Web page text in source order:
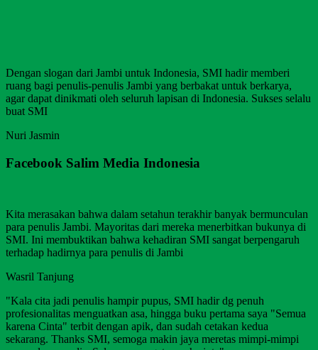
Dengan slogan dari Jambi untuk Indonesia, SMI hadir memberi
ruang bagi penulis-penulis Jambi yang berbakat untuk berkarya,
agar dapat dinikmati oleh seluruh lapisan di Indonesia. Sukses selalu
buat SMI
Nuri Jasmin
Facebook Salim Media Indonesia
Kita merasakan bahwa dalam setahun terakhir banyak bermunculan
para penulis Jambi. Mayoritas dari mereka menerbitkan bukunya di
SMI. Ini membuktikan bahwa kehadiran SMI sangat berpengaruh
terhadap hadirnya para penulis di Jambi
Wasril Tanjung
"Kala cita jadi penulis hampir pupus, SMI hadir dg penuh
profesionalitas menguatkan asa, hingga buku pertama saya "Semua
karena Cinta" terbit dengan apik, dan sudah cetakan kedua
sekarang. Thanks SMI, semoga makin jaya meretas mimpi-mimpi